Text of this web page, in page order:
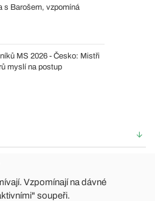
s Barošem, vzpomíná
MS 2026 - Česko: Mistři
myslí na postup
Vzpomínají na dávné
soupeři.